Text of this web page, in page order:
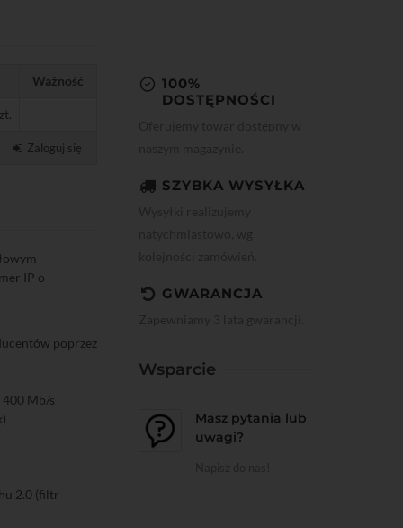
Ważność
Zaloguj się
IP o
poprzez
Mb/s
2.0 (filtr
100%
DOSTĘPNOŚCI
SZYBKA WYSYŁKA
GWARANCJA
Wsparcie
Masz pytania lub
uwagi?